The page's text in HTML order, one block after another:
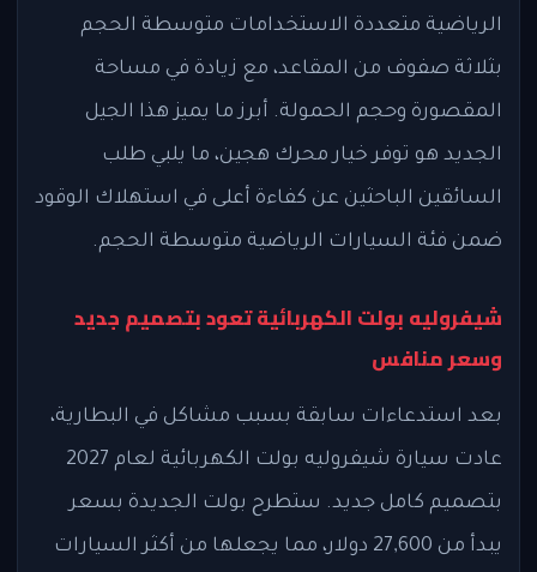
الرياضية متعددة الاستخدامات متوسطة الحجم
بثلاثة صفوف من المقاعد، مع زيادة في مساحة
المقصورة وحجم الحمولة. أبرز ما يميز هذا الجيل
الجديد هو توفر خيار محرك هجين، ما يلبي طلب
السائقين الباحثين عن كفاءة أعلى في استهلاك الوقود
ضمن فئة السيارات الرياضية متوسطة الحجم.
شيفروليه بولت الكهربائية تعود بتصميم جديد
وسعر منافس
بعد استدعاءات سابقة بسبب مشاكل في البطارية،
عادت سيارة شيفروليه بولت الكهربائية لعام 2027
بتصميم كامل جديد. ستطرح بولت الجديدة بسعر
يبدأ من 27,600 دولار، مما يجعلها من أكثر السيارات